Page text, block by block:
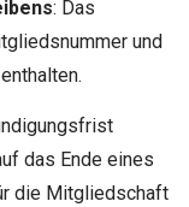
: Das
und
das Ende eines
die Mitgliedschaft